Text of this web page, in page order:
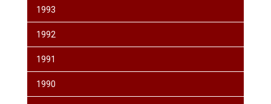
1993
1992
1991
1990